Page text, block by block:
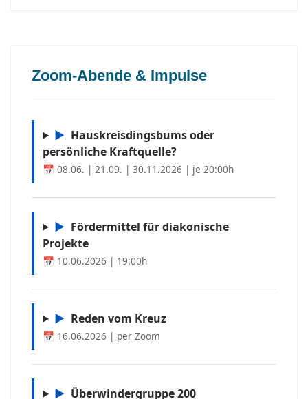
Zoom-Abende & Impulse
▶ Hauskreisdingsbums oder
persönliche Kraftquelle?
📅 08.06. | 21.09. | 30.11.2026 | je 20:00h
▶ Fördermittel für diakonische
Projekte
📅 10.06.2026 | 19:00h
▶ Reden vom Kreuz
📅 16.06.2026 | per Zoom
▶ Überwindergruppe 200